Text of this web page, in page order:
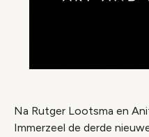
Na Rutger Lootsma en
Immerzeel de derde